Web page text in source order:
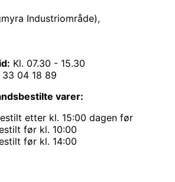
Industriområde),
Kl. 07.30 - 15.30
33 04 18 89
varer:
etter kl. 15:00 dagen før
før kl. 10:00
før kl. 14:00